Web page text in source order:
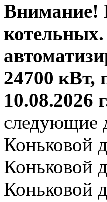
Внимание!
24700 кВт,
10.08.2026
следующие
Коньковой
Коньковой
Коньковой